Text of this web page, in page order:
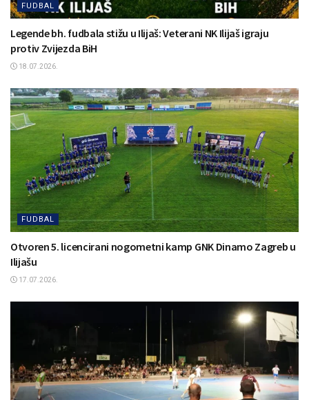
FUDBAL
Legende bh. fudbala stižu u Ilijaš: Veterani NK Ilijaš igraju
protiv Zvijezda BiH
18.07.2026.
FUDBAL
Otvoren 5. licencirani nogometni kamp GNK Dinamo Zagreb u
Ilijašu
17.07.2026.